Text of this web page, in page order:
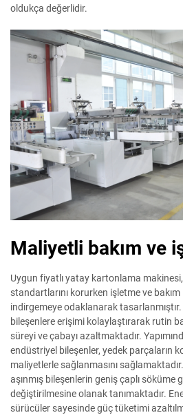
oldukça değerlidir.
Maliyetli bakım ve
Uygun fiyatlı yatay kartonlama
standartlarını korurken işletme ve
indirgemeye odaklanarak
bileşenlere erişimi kolaylaştırarak rutin
süreyi ve çabayı azaltmaktadır.
endüstriyel bileşenler, yedek parçaların
maliyetlerle sağlanmasını
aşınmış bileşenlerin geniş çaplı söküme
değiştirilmesine olanak tanımaktadır.
sürücüler sayesinde güç tüketimi